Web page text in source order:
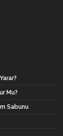
Mu?
Sabunu